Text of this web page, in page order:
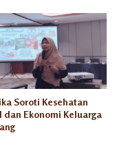
Soroti Kesehatan
dan Ekonomi Keluarga